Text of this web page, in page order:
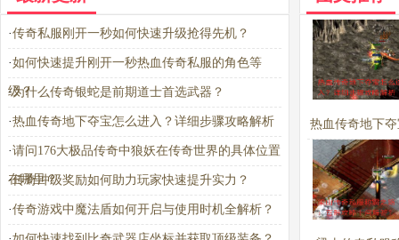
·传奇私服刚开一秒如何快速升级抢得先机？
·如何快速提升刚开一秒热血传奇私服的角色等
级？
·为什么传奇银蛇是前期道士首选武器？
·热血传奇地下夺宝怎么进入？详细步骤攻略解析
·请问176大极品传奇中狼妖在传奇世界的具体位置
在哪里？
·传奇冲级奖励如何助力玩家快速提升实力？
·传奇游戏中魔法盾如何开启与使用时机全解析？
热血传奇地下
进入？详细步
析